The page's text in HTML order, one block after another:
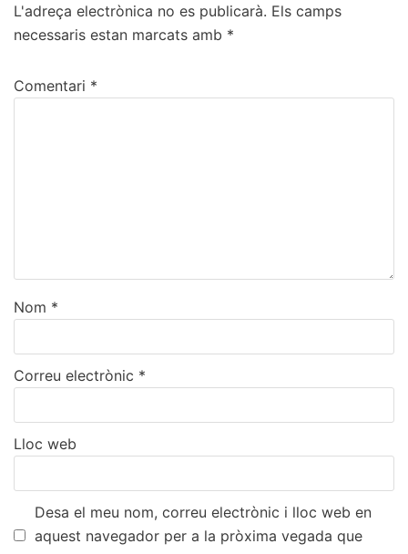
L'adreça electrònica no es publicarà. Els camps
necessaris estan marcats amb *
Comentari *
Nom *
Correu electrònic *
Lloc web
Desa el meu nom, correu electrònic i lloc web en
aquest navegador per a la pròxima vegada que